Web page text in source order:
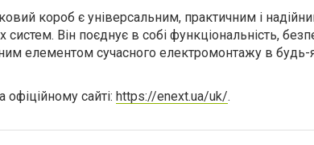
короб є універсальним, практичним і
систем. Він поєднує в собі функціональність,
елементом сучасного електромонтажу в
офіційному сайті: https://enext.ua/uk/.